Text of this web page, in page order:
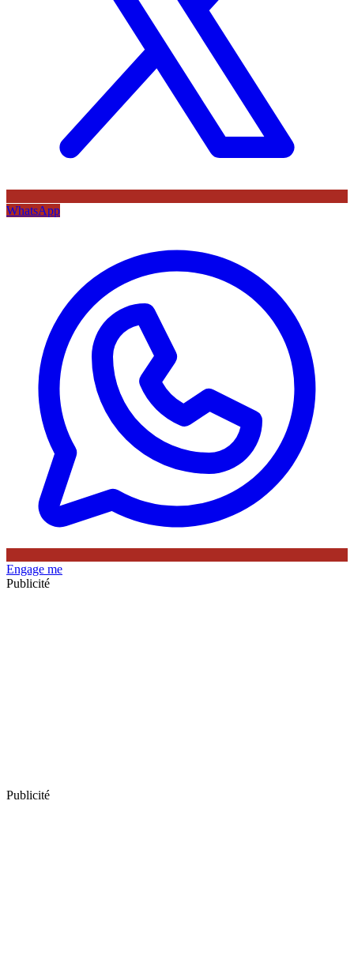
WhatsApp
Engage me
Publicité
Publicité